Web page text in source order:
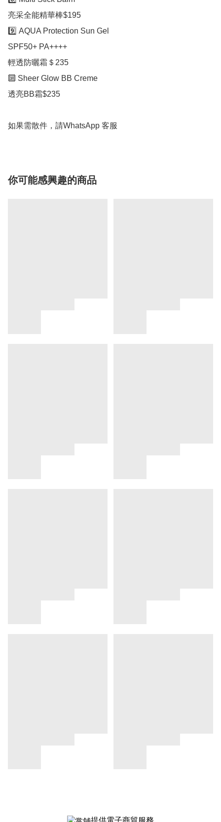
亮采全能精華棒$195
9️⃣ AQUA Protection Sun Gel
SPF50+ PA++++
輕透防曬霜＄235
🔟 Sheer Glow BB Creme
透亮BB霜$235
如果需散件，請WhatsApp 客服
你可能感興趣的商品